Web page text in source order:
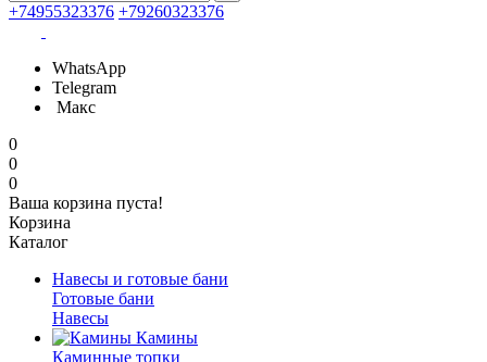
+74955323376 +79260323376
WhatsApp
Telegram
Макс
0
0
0
Ваша корзина пуста!
Корзина
Каталог
Навесы и готовые бани
Готовые бани
Навесы
Камины
Каминные топки